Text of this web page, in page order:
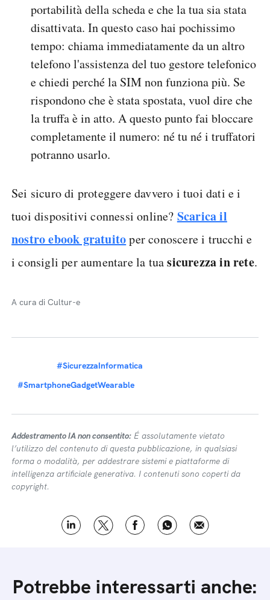
portabilità della scheda e che la tua sia stata
disattivata. In questo caso hai pochissimo
tempo: chiama immediatamente da un altro
telefono l'assistenza del tuo gestore telefonico
e chiedi perché la SIM non funziona più. Se
rispondono che è stata spostata, vuol dire che
la truffa è in atto. A questo punto fai bloccare
completamente il numero: né tu né i truffatori
potranno usarlo.
Sei sicuro di proteggere davvero i tuoi dati e i
tuoi dispositivi connessi online? Scarica il
nostro ebook gratuitoper conoscere i trucchi e
i consigli per aumentare la tuasicurezza in rete.
A cura di Cultur-e
#SicurezzaInformatica
#SmartphoneGadgetWearable
Addestramento IA non consentito: É assolutamente vietato
l’utilizzo del contenuto di questa pubblicazione, in qualsiasi
forma o modalità, per addestrare sistemi e piattaforme di
intelligenza artificiale generativa. I contenuti sono coperti da
copyright.
Potrebbe interessarti anche: